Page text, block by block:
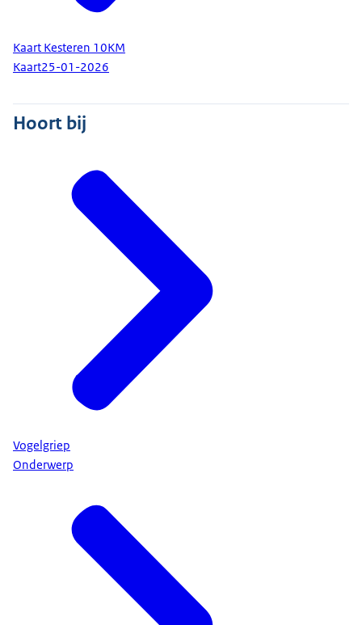
Kaart Kesteren 10KM
Kaart25-01-2026
Hoort bij
Vogelgriep
Onderwerp